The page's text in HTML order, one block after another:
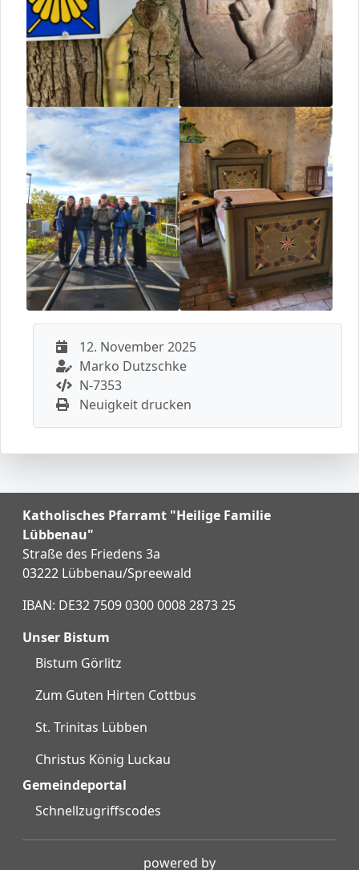
12. November 2025
Marko Dutzschke
N-7353
Neuigkeit drucken
Katholisches Pfarramt "Heilige Familie
Lübbenau"
Straße des Friedens 3a
03222 Lübbenau/Spreewald
IBAN: DE32 7509 0300 0008 2873 25
Unser Bistum
Bistum Görlitz
Zum Guten Hirten Cottbus
St. Trinitas Lübben
Christus König Luckau
Gemeindeportal
Schnellzugriffscodes
powered by